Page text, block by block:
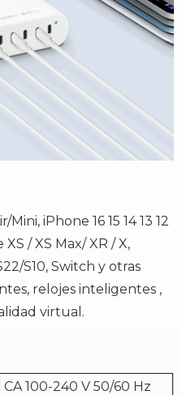
iPhone 16 15 14 13 12
/ XS Max/ XR / X,
S10, Switch y otras
relojes inteligentes ,
virtual.
CA 100-240 V 50/60 Hz